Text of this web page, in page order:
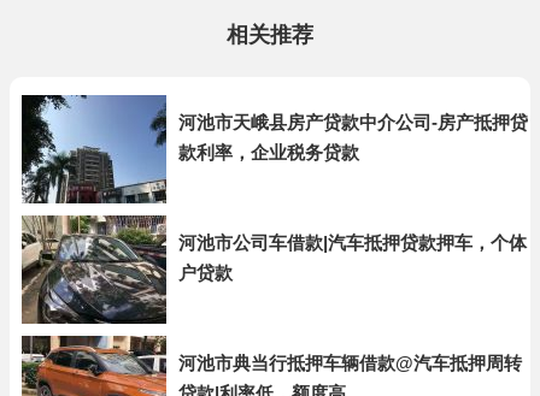
相关推荐
河池市天峨县房产贷款中介公司-房产抵押贷
款利率，企业税务贷款
河池市公司车借款|汽车抵押贷款押车，个体
户贷款
河池市典当行抵押车辆借款@汽车抵押周转